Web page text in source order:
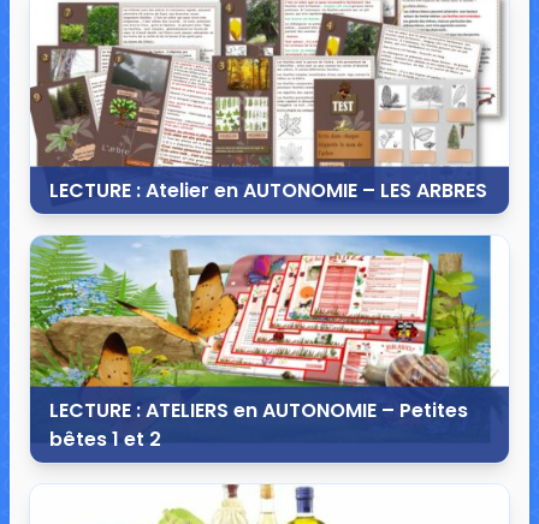
0 commentaire
25 854 vues
LECTURE : Atelier en AUTONOMIE – LES ARBRES
26 octobre 2013
54 commentaires
48 939 vues
LECTURE : ATELIERS en AUTONOMIE – Petites
bêtes 1 et 2
25 octobre 2013
63 commentaires